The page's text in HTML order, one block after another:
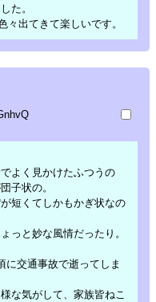
た。
々出てきて楽しいです。
よく見かけたふつうの
子状の。
短くてしかもかぎ状なの
っと妙な風情だったり。
に交通事故で逝ってしま
な気がして、家族皆ねこ